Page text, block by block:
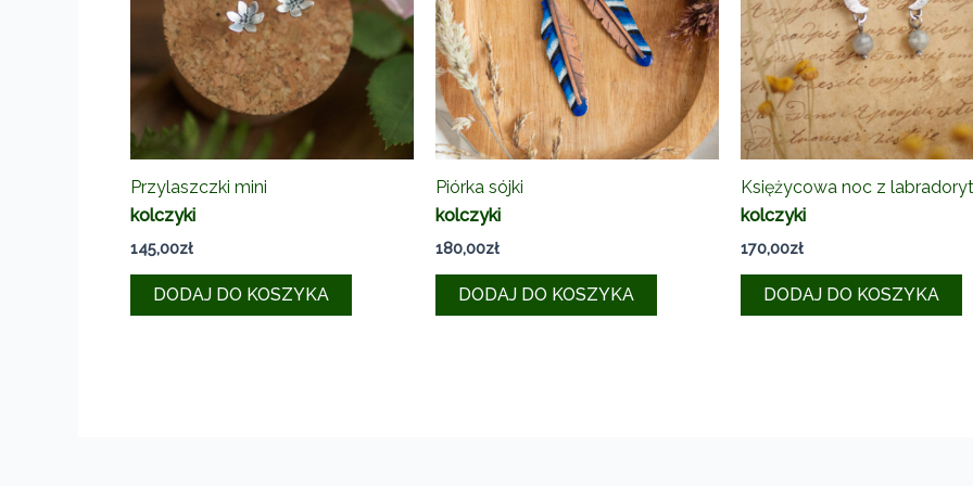
Przylaszczki mini
kolczyki
145,00zł
DODAJ DO KOSZYKA
Piórka sójki
kolczyki
180,00zł
DODAJ DO KOSZYKA
Księżycowa noc z
kolczyki
170,00zł
DODAJ DO KOSZYKA